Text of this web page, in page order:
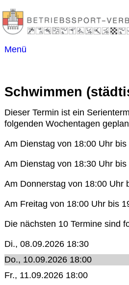
Menü
Kontakt
Ansprechpartner
Anschriftenverzeichnis
Datenschutzerklärung
Sportarten
Schwimmen
Dieser Termin ist ein
folgenden Wochentagen
Am Dienstag von 18:00 Uhr bis
Am Dienstag von 18:30 Uhr bis
Am Donnerstag von 18:00 Uhr
Am Freitag von 18:00 Uhr bis
Die nächsten 10 Termine sind
Di., 08.09.2026 18:30
Do., 10.09.2026 18:00
Fr., 11.09.2026 18:00